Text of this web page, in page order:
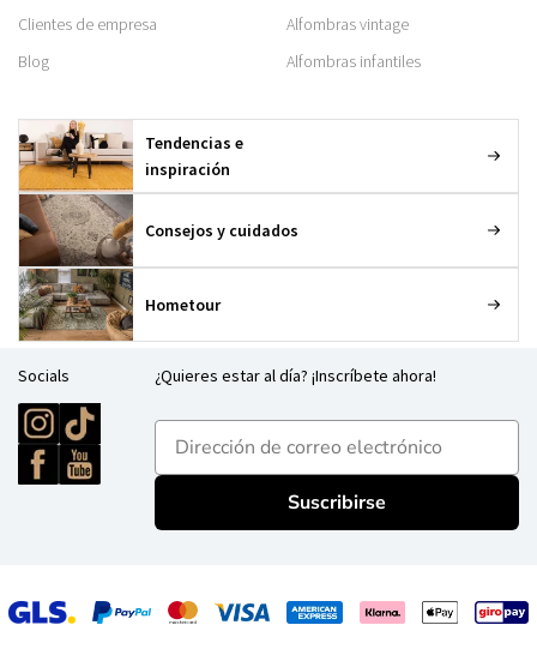
Clientes de empresa
Blog
Alfombras vintage
Alfombras infantiles
Tendencias e
inspiración
Consejos y cuidados
Hometour
Socials ¿Quieres estar al día? ¡Inscríbete ahora!
E-mailadres
Suscribirse